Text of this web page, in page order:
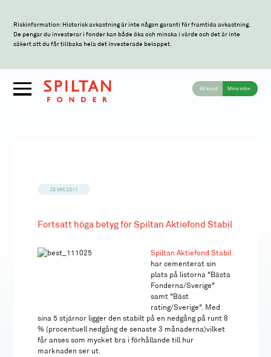
Riskinformation: Historisk avkastning är inte någon garanti för framtida avkastning.
De pengar du investerar i fonder kan både öka och minska i värde och det är inte
säkert att du får tillbaka hela det investerade beloppet.
Bli kund Mina sidor
25 okt 2011
Fortsatt höga betyg för Spiltan Aktiefond Stabil
Spiltan Aktiefond Stabil
har cementerat sin
plats på listorna "Bästa
Fonderna/Sverige"
samt "Bäst
rating/Sverige". Med
sina 5 stjärnor ligger den stabilt på en nedgång på runt 8
% (procentuell nedgång de senaste 3 månaderna)vilket
får anses som mycket bra i förhållande till hur
marknaden ser ut.